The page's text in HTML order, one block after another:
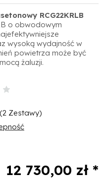
RCG22KRLB
o obwodowym
wysoką wydajność w
powietrza może być
żaluzji.
(2 Zestawy)
12 730,00 zł *